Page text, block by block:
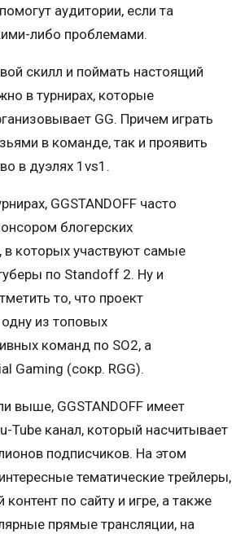
аудитории, если та
либо проблемами.
скилл и поймать настоящий
в турнирах, которые
GG. Причем играть
в команде, так и проявить
в дуэлях 1vs1.
GGSTANDOFF часто
блогерских
в которых участвуют самые
по Standoff 2. Ну и
то, что проект
из топовых
команд по SO2, а
Gaming (сокр. RGG).
выше, GGSTANDOFF имеет
Tube канал, который насчитывает
подписчиков. На этом
тематические трейлеры,
контент по сайту и игре, а также
прямые трансляции, на